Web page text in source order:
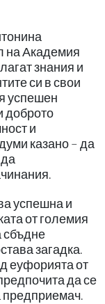
на Академия
знания и
си в свои
успешен
доброто
и
казано – да
успешна и
от големия
сбъдне
загадка.
еуфорията от
да се
предприемач.